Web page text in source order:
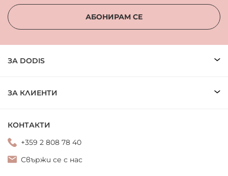
АБОНИРАМ СЕ
ЗА DODIS
ЗА КЛИЕНТИ
КОНТАКТИ
+359 2 808 78 40
Свържи се с нас